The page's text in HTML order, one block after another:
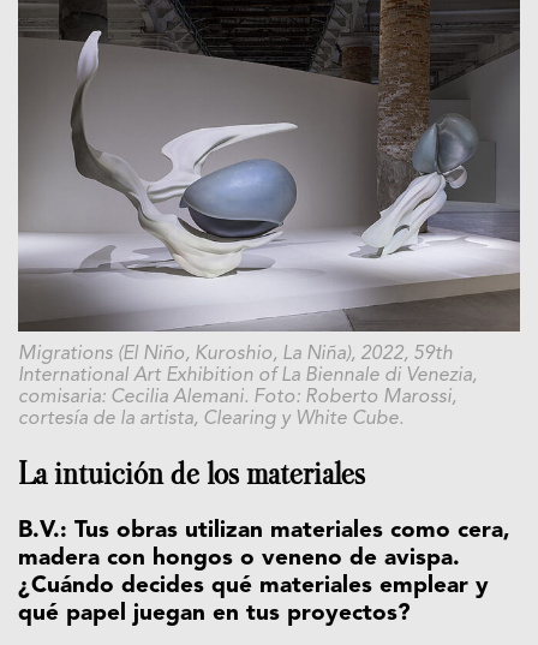
Migrations (El Niño, Kuroshio, La Niña), 2022, 59th
International Art Exhibition of La Biennale di Venezia,
comisaria: Cecilia Alemani. Foto: Roberto Marossi,
cortesía de la artista, Clearing y White Cube.
La intuición de los materiales
B.V.: Tus obras utilizan materiales como cera,
madera con hongos o veneno de avispa.
¿Cuándo decides qué materiales emplear y
qué papel juegan en tus proyectos?